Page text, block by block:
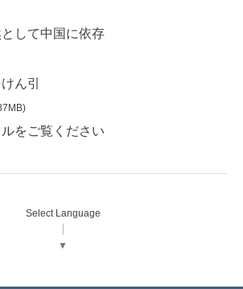
して中国に依存
ん引
をご覧ください
Select Language
▼